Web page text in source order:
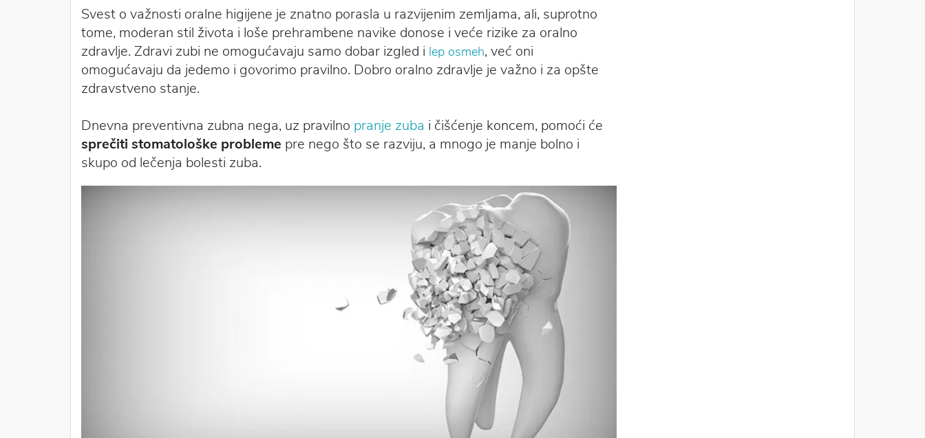
Svest o važnosti oralne higijene je znatno porasla u razvijenim zemljama, ali, suprotno
tome, moderan stil života i loše prehrambene navike donose i veće rizike za oralno
zdravlje. Zdravi zubi ne omogućavaju samo dobar izgled i lep osmeh, već oni
omogućavaju da jedemo i govorimo pravilno. Dobro oralno zdravlje je važno i za opšte
zdravstveno stanje.
Dnevna preventivna zubna nega, uz pravilno pranje zuba i čišćenje koncem, pomoći će
sprečiti stomatološke probleme pre nego što se razviju, a mnogo je manje bolno i
skupo od lečenja bolesti zuba.